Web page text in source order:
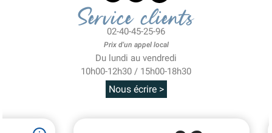
Service clients
02-40-45-25-96
Prix d'un appel local
Du lundi au vendredi
10h00-12h30 / 15h00-18h30
Nous écrire >